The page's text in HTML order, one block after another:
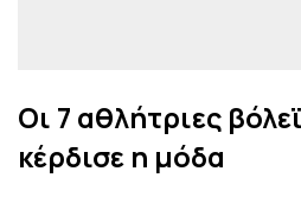
Οι 7 αθλήτριες
κέρδισε η μόδα